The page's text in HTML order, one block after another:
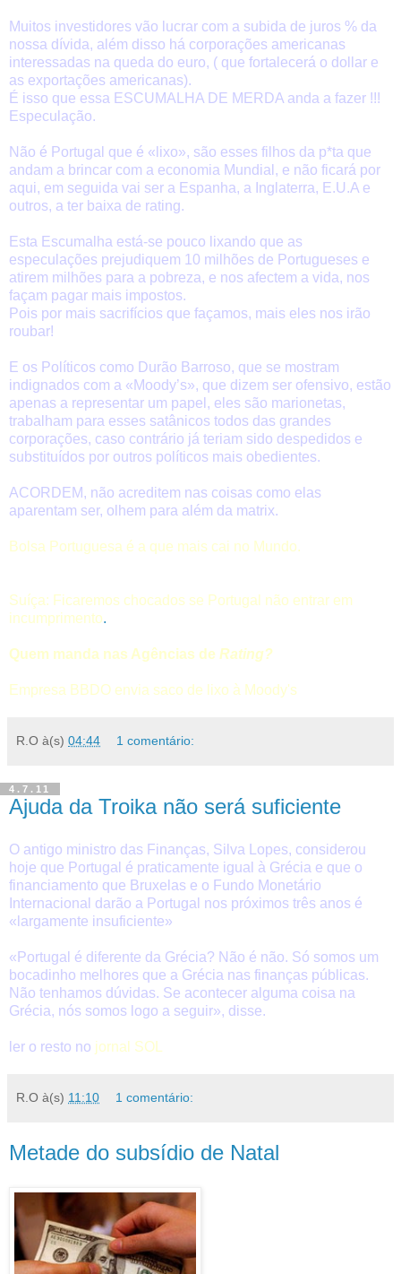
Muitos investidores vão lucrar com a subida de juros % da
nossa dívida, além disso há corporações americanas
interessadas na queda do euro, ( que fortalecerá o dollar e
as exportações americanas).
É isso que essa ESCUMALHA DE MERDA anda a fazer !!!
Especulação.
Não é Portugal que é «lixo», são esses filhos da p*ta que
andam a brincar com a economia Mundial, e não ficará por
aqui, em seguida vai ser a Espanha, a Inglaterra, E.U.A e
outros, a ter baixa de rating.
Esta Escumalha está-se pouco lixando que as
especulações prejudiquem 10 milhões de Portugueses e
atirem milhões para a pobreza, e nos afectem a vida, nos
façam pagar mais impostos.
Pois por mais sacrifícios que façamos, mais eles nos irão
roubar!
E os Políticos como Durão Barroso, que se mostram
indignados com a «Moody’s», que dizem ser ofensivo, estão
apenas a representar um papel, eles são marionetas,
trabalham para esses satânicos todos das grandes
corporações, caso contrário já teriam sido despedidos e
substituídos por outros políticos mais obedientes.
ACORDEM, não acreditem nas coisas como elas
aparentam ser, olhem para além da matrix.
Bolsa Portuguesa é a que mais cai no Mundo.
Suíça: Ficaremos chocados se Portugal não entrar em
incumprimento.
Quem manda nas Agências de Rating?
Empresa BBDO envia saco de lixo à Moody's
R.O à(s) 04:44 1 comentário:
4.7.11
Ajuda da Troika não será suficiente
O antigo ministro das Finanças, Silva Lopes, considerou
hoje que Portugal é praticamente igual à Grécia e que o
financiamento que Bruxelas e o Fundo Monetário
Internacional darão a Portugal nos próximos três anos é
«largamente insuficiente»
«Portugal é diferente da Grécia? Não é não. Só somos um
bocadinho melhores que a Grécia nas finanças públicas.
Não tenhamos dúvidas. Se acontecer alguma coisa na
Grécia, nós somos logo a seguir», disse.
ler o resto no jornal SOL
R.O à(s) 11:10 1 comentário:
Metade do subsídio de Natal